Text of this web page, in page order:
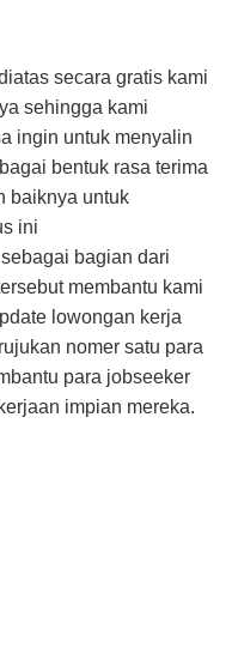
secara gratis kami
sehingga kami
ingin untuk menyalin
bentuk rasa terima
baiknya untuk
ini
sebagai bagian dari
membantu kami
lowongan kerja
nomer satu para
para jobseeker
impian mereka.